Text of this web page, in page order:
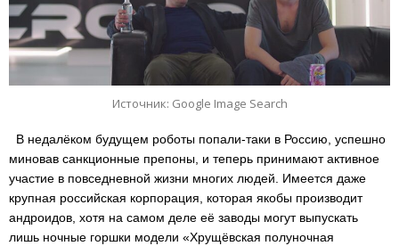
Источник: Google Image Search
В недалёком будущем роботы попали-таки в Россию, успешно
миновав санкционные препоны, и теперь принимают активное
участие в повседневной жизни многих людей. Имеется даже
крупная российская корпорация, которая якобы производит
андроидов, хотя на самом деле её заводы могут выпускать
лишь ночные горшки модели «Хрущёвская полуночная